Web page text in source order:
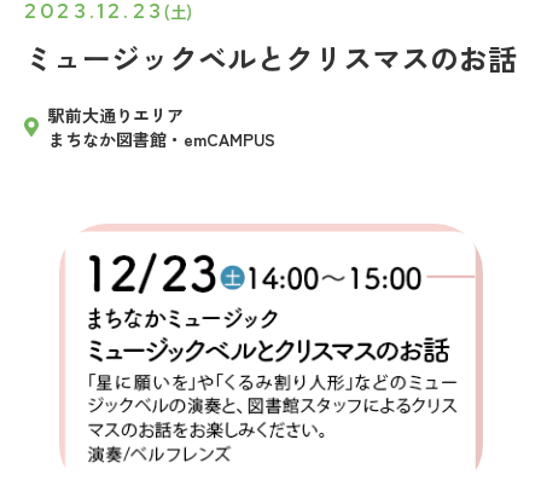
ミュージックベルとクリスマスのお話
2023.12.23 (土)
駅前大通りエリア
まちなか図書館・emCAMPUS